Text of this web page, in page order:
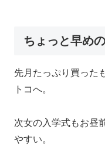
ちょっと早め
先月たっぷり買った
トコへ。
次女の入学式もお昼
やすい。